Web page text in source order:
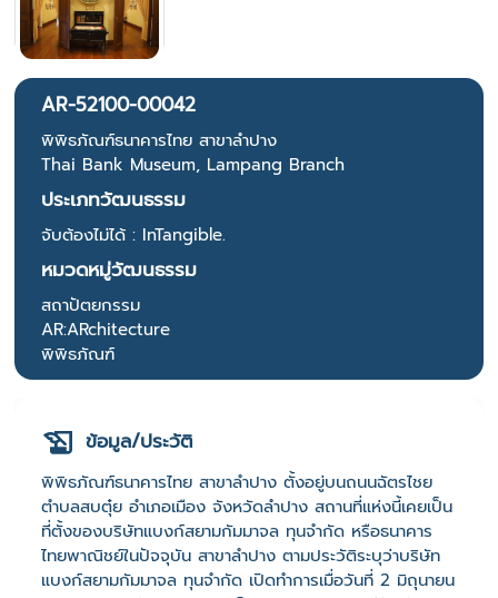
AR-52100-00042
พิพิธภัณฑ์ธนาคารไทย สาขาลำปาง
Thai Bank Museum, Lampang Branch
ประเภทวัฒนธรรม
จับต้องไม่ได้ : InTangible.
หมวดหมู่วัฒนธรรม
สถาปัตยกรรม
AR:ARchitecture
พิพิธภัณฑ์
ข้อมูล/ประวัติ
พิพิธภัณฑ์ธนาคารไทย สาขาลำปาง ตั้งอยู่บนถนนฉัตรไชย
ตำบลสบตุ๋ย อำเภอเมือง จังหวัดลำปาง สถานที่แห่งนี้เคยเป็น
ที่ตั้งของบริษัทแบงก์สยามกัมมาจล ทุนจำกัด หรือธนาคาร
ไทยพาณิชย์ในปัจจุบัน สาขาลำปาง ตามประวัติระบุว่าบริษัท
แบงก์สยามกัมมาจล ทุนจำกัด เปิดทำการเมื่อวันที่ 2 มิถุนายน